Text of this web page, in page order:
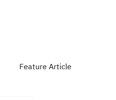
Feature Article